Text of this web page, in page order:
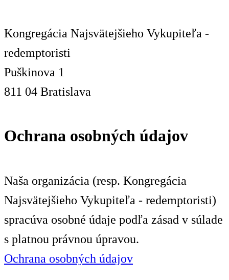
Kongregácia Najsvätejšieho Vykupiteľa -
redemptoristi
Puškinova 1
811 04 Bratislava
Ochrana osobných údajov
Naša organizácia (resp. Kongregácia
Najsvätejšieho Vykupiteľa - redemptoristi)
spracúva osobné údaje podľa zásad v súlade
s platnou právnou úpravou.
Ochrana osobných údajov